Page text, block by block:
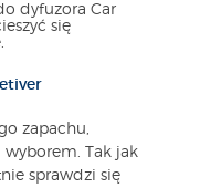
dyfuzora Car
się
zapachu,
Tak jak
sprawdzi się